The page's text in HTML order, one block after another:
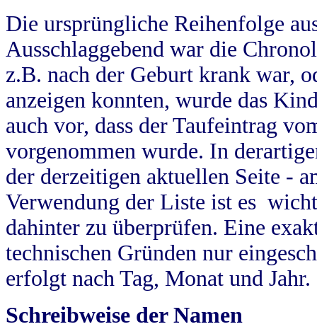
Die ursprüngliche Reihenfolge
Ausschlaggebend war die
z.B. nach der Geburt krank war,
anzeigen konnten, wurde das
auch vor, dass der Taufeintrag
vorgenommen wurde. In
der derzeitigen aktuellen Seite -
Verwendung der Liste ist es
dahinter zu überprüfen. Eine
technischen Gründen nur
erfolgt nach Tag, Monat und Jahr.
Schreibweise der Namen